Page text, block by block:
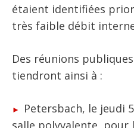
étaient identifiées
très faible débit
Des réunions
tiendront ainsi à :
Petersbach, le jeudi
salle polyvalente, pour